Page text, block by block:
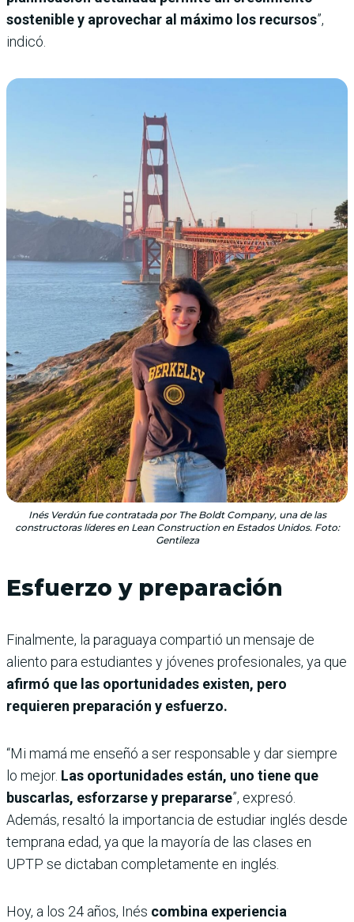
sostenible y aprovechar al máximo los recursos”,
indicó.
Inés Verdún fue contratada por The Boldt Company, una de las
constructoras líderes en Lean Construction en Estados Unidos. Foto:
Gentileza
Esfuerzo y preparación
Finalmente, la paraguaya compartió un mensaje de
aliento para estudiantes y jóvenes profesionales, ya que
afirmó que las oportunidades existen, pero
requieren preparación y esfuerzo.
“Mi mamá me enseñó a ser responsable y dar siempre
lo mejor. Las oportunidades están, uno tiene que
buscarlas, esforzarse y prepararse”, expresó.
Además, resaltó la importancia de estudiar inglés desde
temprana edad, ya que la mayoría de las clases en
UPTP se dictaban completamente en inglés.
Hoy, a los 24 años, Inés combina experiencia